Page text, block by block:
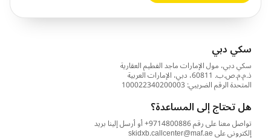
سكي دبي
سكي دبي، مول الإمارات ماجد الفطيم العقارية
ذ.م.م.ص.ب. 60811، دبي، الإمارات العربية
المتحدة الرقم الضريبي: 100022340200003
هل تحتاج إلى المساعدة؟
تواصل معنا على رقم 9714800886+ أو أرسل إلينا بريد
إلكتروني على skidxb.callcenter@maf.ae